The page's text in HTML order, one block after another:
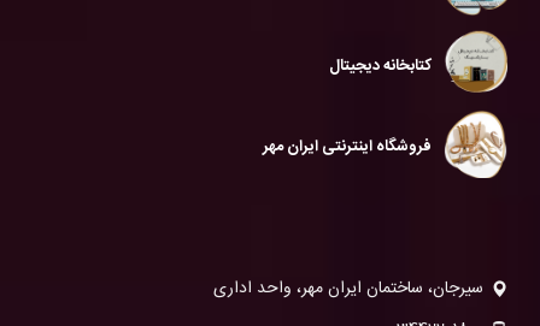
کتابخانه دیجیتال
فروشگاه اینترنتی ایران مهر
سیرجان، ساختمان ایران مهر، واحد اداری